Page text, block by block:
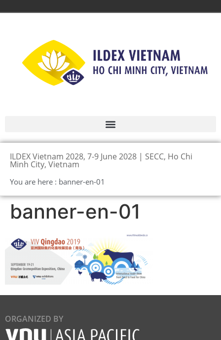
ILDEX Vietnam 2028, 7-9 June 2028 | SECC, Ho Chi
Minh City, Vietnam
You are here : banner-en-01
banner-en-01
ORGANIZED BY